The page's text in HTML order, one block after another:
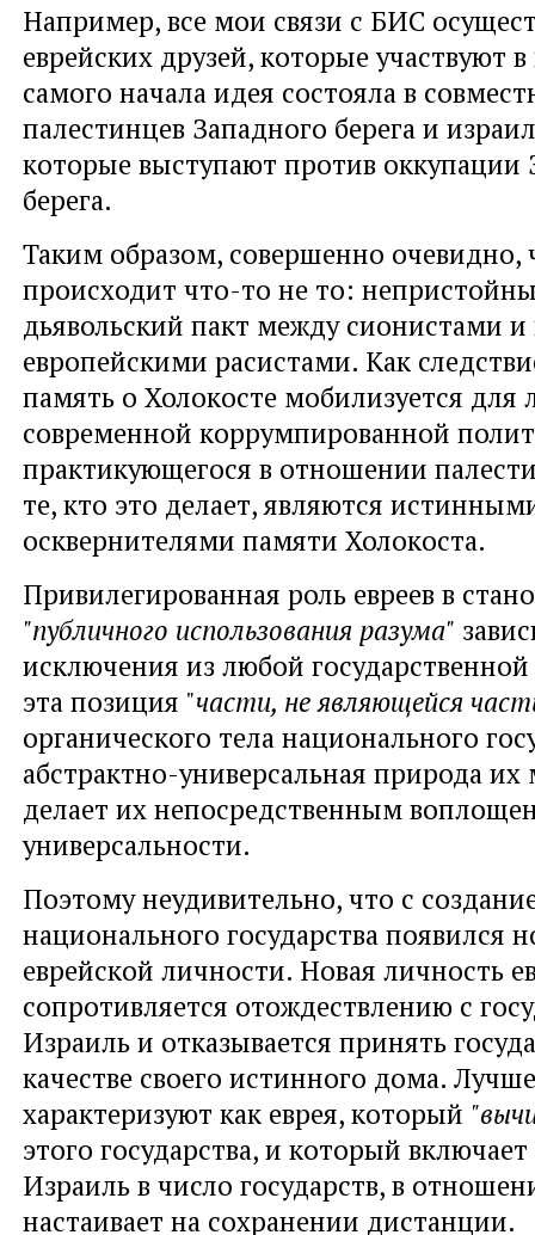
Например, все мои связи с БИС
еврейских друзей, которые участвуют
самого начала идея состояла в
палестинцев Западного берега и
которые выступают против оккупации
берега.
Таким образом, совершенно очевидно,
происходит что-то не то:
дьявольский пакт между сионистами
европейскими расистами. Как
память о Холокосте мобилизуется для
современной коррумпированной
практикующегося в отношении
те, кто это делает, являются
осквернителями памяти Холокоста.
Привилегированная роль евреев в
"публичного использования разума"
исключения из любой
эта позиция "части, не являющейся
органического тела национального
абстрактно-универсальная природа
делает их непосредственным
универсальности.
Поэтому неудивительно, что с
национального государства появился
еврейской личности. Новая личность
сопротивляется отождествлению с
Израиль и отказывается принять
качестве своего истинного дома.
характеризуют как еврея, который
этого государства, и который включает
Израиль в число государств, в
настаивает на сохранении дистанции.